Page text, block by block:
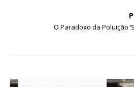
O Paradoxo da Poluição